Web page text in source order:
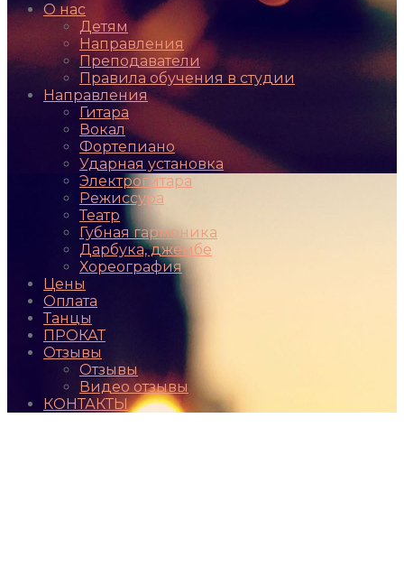
О нас
Детям
Направления
Преподаватели
Правила обучения в студии
Направления
Гитара
Вокал
Фортепиано
Ударная установка
Электрогитара
Режиссура
Театр
Губная гармоника
Дарбука, джембе
Хореография
Цены
Оплата
Танцы
ПРОКАТ
Отзывы
Отзывы
Видео отзывы
КОНТАКТЫ